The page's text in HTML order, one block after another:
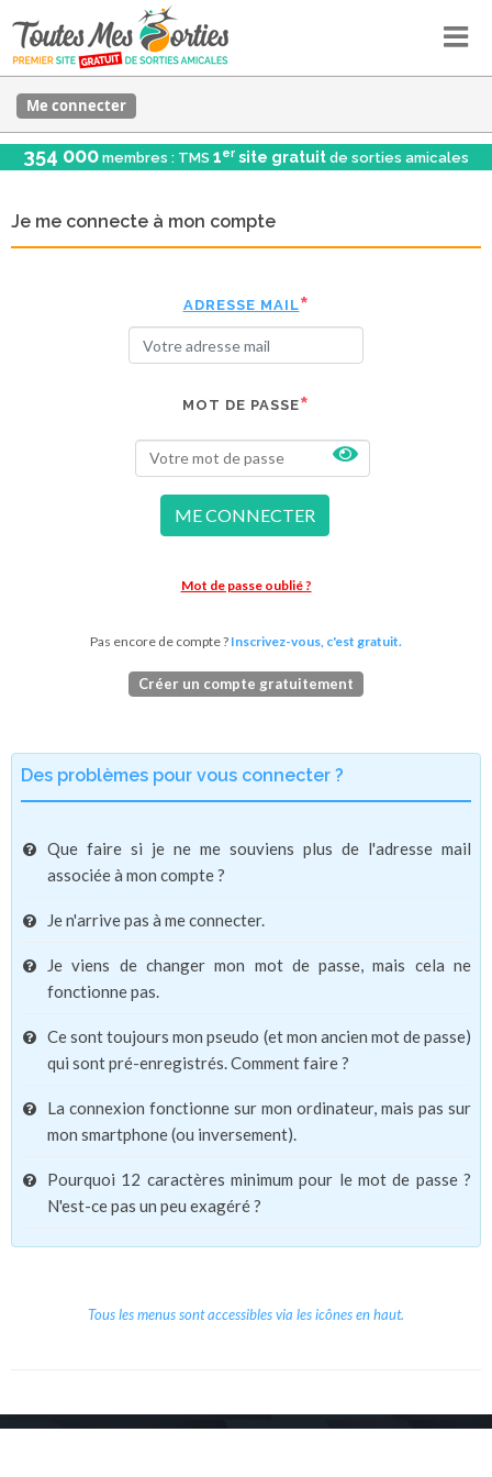
Me connecter
354 000 membres : TMS 1er site gratuit de sorties amicales
Je me connecte à mon compte
ADRESSE MAIL
MOT DE PASSE
ME CONNECTER
Mot de passe oublié ?
Pas encore de compte ? Inscrivez-vous, c'est gratuit.
Créer un compte gratuitement
Des problèmes pour vous connecter ?
Que faire si je ne me souviens plus de l'adresse mail
associée à mon compte ?
Je n'arrive pas à me connecter.
Je viens de changer mon mot de passe, mais cela ne
fonctionne pas.
Ce sont toujours mon pseudo (et mon ancien mot de passe)
qui sont pré-enregistrés. Comment faire ?
La connexion fonctionne sur mon ordinateur, mais pas sur
mon smartphone (ou inversement).
Pourquoi 12 caractères minimum pour le mot de passe ?
N'est-ce pas un peu exagéré ?
Tous les menus sont accessibles via les icônes en haut.